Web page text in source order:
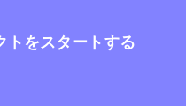
トをスタートする